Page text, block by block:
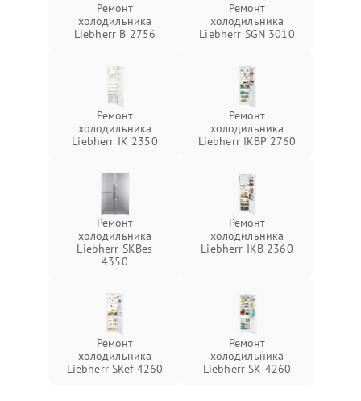
Ремонт
холодильника
Liebherr B 2756
Ремонт
холодильника
Liebherr SGN 3010
Ремонт
холодильника
Liebherr IK 2350
Ремонт
холодильника
Liebherr IKBP 2760
Ремонт
холодильника
Liebherr SKBes
4350
Ремонт
холодильника
Liebherr IKB 2360
Ремонт
холодильника
Liebherr SKef 4260
Ремонт
холодильника
Liebherr SK 4260